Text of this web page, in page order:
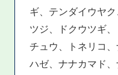
ギ、テンダイウヤ
ツジ、ドクウツギ
チュウ、トネリコ
ハゼ、ナナカマド